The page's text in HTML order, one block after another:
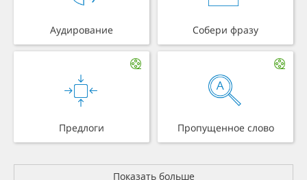
Аудирование Собери фразу
Предлоги Пропущенное слово
Показать больше